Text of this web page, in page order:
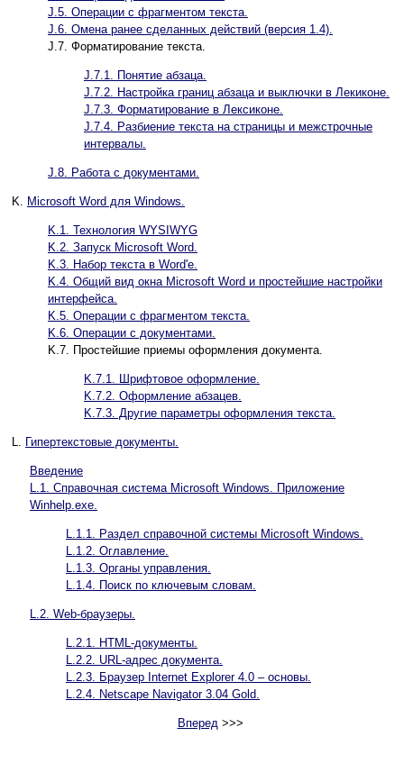
J.5. Операции с фрагментом текста.
J.6. Омена ранее сделанных действий (версия 1.4).
J.7. Форматирование текста.
J.7.1. Понятие абзаца.
J.7.2. Настройка границ абзаца и выключки в Лекиконе.
J.7.3. Форматирование в Лексиконе.
J.7.4. Разбиение текста на страницы и межстрочные
интервалы.
J.8. Работа с документами.
K. Microsoft Word для Windows.
K.1. Технология WYSIWYG
K.2. Запуск Microsoft Word.
K.3. Набор текста в Word'е.
K.4. Общий вид окна Microsoft Word и простейшие настройки
интерфейса.
K.5. Операции с фрагментом текста.
K.6. Операции с документами.
K.7. Простейшие приемы оформления документа.
K.7.1. Шрифтовое оформление.
K.7.2. Оформление абзацев.
K.7.3. Другие параметры оформления текста.
L. Гипертекстовые документы.
Введение
L.1. Справочная система Microsoft Windows. Приложение
Winhelp.exe.
L.1.1. Раздел справочной системы Microsoft Windows.
L.1.2. Оглавление.
L.1.3. Органы управления.
L.1.4. Поиск по ключевым словам.
L.2. Web-браузеры.
L.2.1. HTML-документы.
L.2.2. URL-адрес документа.
L.2.3. Браузер Internet Explorer 4.0 – основы.
L.2.4. Netscape Navigator 3.04 Gold.
Вперед>>>